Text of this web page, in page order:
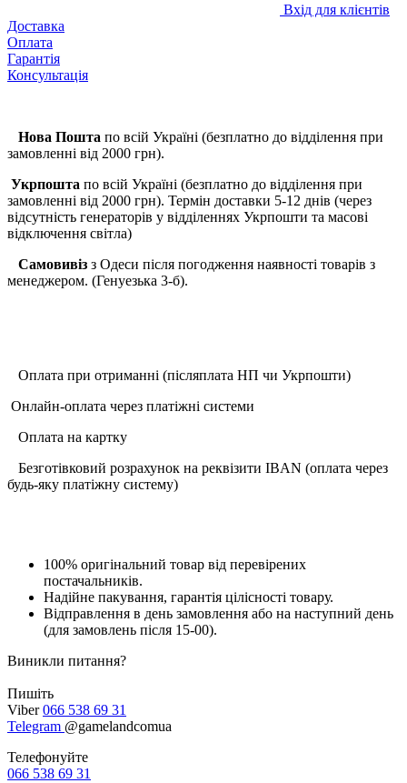
Вхід для клієнтів
Доставка
Оплата
Гарантія
Консультація
Нова Пошта по всій Україні (безплатно до відділення при
замовленні від 2000 грн).
Укрпошта по всій Україні (безплатно до відділення при
замовленні від 2000 грн). Термін доставки 5-12 днів (через
відсутність генераторів у відділеннях Укрпошти та масові
відключення світла)
Самовивіз з Одеси після погодження наявності товарів з
менеджером. (Генуезька 3-б).
Оплата при отриманні (післяплата НП чи Укрпошти)
Онлайн-оплата через платіжні системи
Оплата на картку
Безготівковий розрахунок на реквізити IBAN (оплата через
будь-яку платіжну систему)
100% оригінальний товар від перевірених
постачальників.
Надійне пакування, гарантія цілісності товару.
Відправлення в день замовлення або на наступний день
(для замовлень після 15-00).
Виникли питання?
Пишіть
Viber066 538 69 31
Telegram @gamelandcomua
Телефонуйте
066 538 69 31